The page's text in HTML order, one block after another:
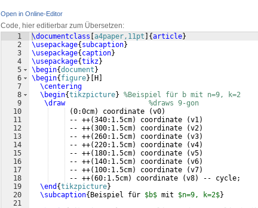
Open in Online-Editor
Code, hier editierbar zum Übersetzen:
1
2
3
4
5
6
7
8
9
10
11
12
13
14
15
16
17
18
19
20
21
\documentclass a4paper,11pt {article}
\usepackage{ subcaption}
\usepackage{ caption}
\usepackage{tikz}
\begin{document }
\begin{ figure} H
\centering
\begin{tikzpicture} %Beispiel für b mit n=9, k=2
\draw
%draws 9-gon
(0:0cm) coordinate (v0)
-- ++(340:1.5cm) coordinate (v1)
-- ++(300:1.5cm) coordinate (v2)
-- ++(260:1.5cm) coordinate (v3)
-- ++(220:1.5cm) coordinate (v4)
-- ++( 180:1.5cm) coordinate (v5)
-- ++( 140:1.5cm) coordinate (v6)
-- ++( 100:1.5cm) coordinate (v7)
-- ++(60:1.5cm) coordinate (v8)
-- cycle;
\end {tikzpicture}
\subcaption{ Beispiel für $b$ mit $n=9, k=2$}